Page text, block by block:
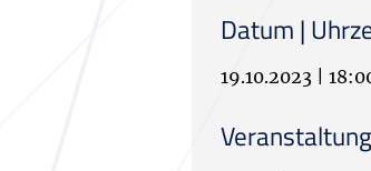
Datum |
19.10.2023